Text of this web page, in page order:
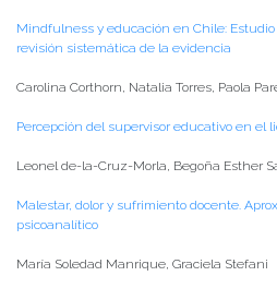
Mindfulness y educación en Chile:
revisión sistemática de la evidencia
Carolina Corthorn, Natalia Torres, Paola
Percepción del supervisor educativo en el
Leonel de-la-Cruz-Morla, Begoña Esther
Malestar, dolor y sufrimiento docente.
psicoanalítico
María Soledad Manrique, Graciela Stefani